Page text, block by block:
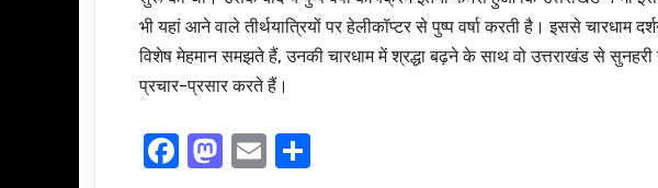
भी यहां आने वाले तीर्थयात्रियों पर हेलीकॉप्टर से पुष्प वर्षा करती है। इससे चारधाम
विशेष मेहमान समझते हैं, उनकी चारधाम में श्रद्धा बढ़ने के साथ वो उत्तराखंड से
प्रचार-प्रसार करते हैं।
F
M E